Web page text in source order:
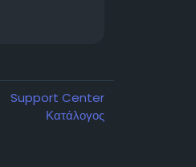
Support Center
Κατάλογος